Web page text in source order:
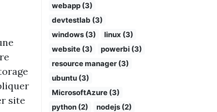
site
webapp (3)
devtestlab (3)
windows (3)
linux (3)
website (3)
powerbi (3)
resource manager (3)
ubuntu (3)
MicrosoftAzure (3)
python (2)
nodejs (2)